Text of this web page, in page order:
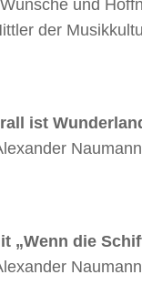
und
der
ist
„Wenn die